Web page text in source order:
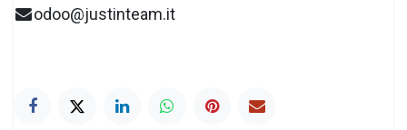
odoo@justinteam.it